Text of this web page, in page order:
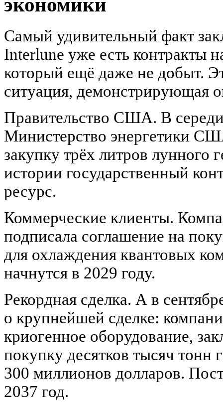
экономики
Самый удивительный факт
Interlune уже есть контракты
который ещё даже не добыт.
ситуация, демонстрирующая
Правительство США. В
Министерство энергетики
закупку трёх литров лунного
истории государственный
ресурс.
Коммерческие клиенты.
подписала соглашение на
для охлаждения квантовых
начнутся в 2029 году.
Рекордная сделка. А в
о крупнейшей сделке:
криогенное оборудование,
покупку десятков тысяч
300 миллионов долларов.
2037 год.